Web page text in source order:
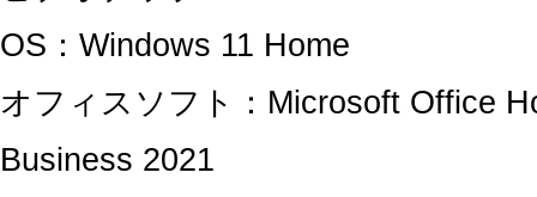
OS：Windows 11 Home
オフィスソフト：Microsoft Office
Business 2021